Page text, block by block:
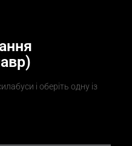
і оберіть одну із